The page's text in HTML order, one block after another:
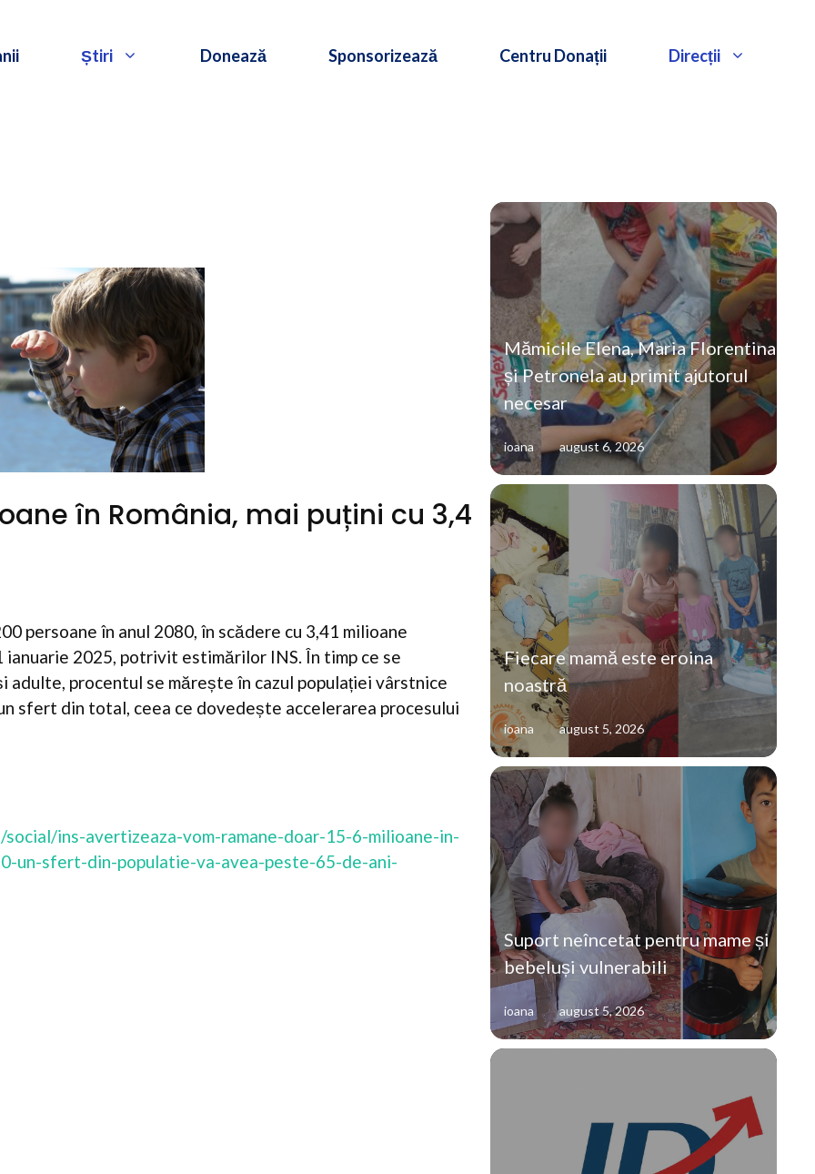
Știri Donează Sponsorizează Centru Donații Direcții
în România, mai puțini cu 3,4
persoane în anul 2080, în scădere cu 3,41 milioane
2025, potrivit estimărilor INS. În timp ce se
procentul se mărește în cazul populației vârstnice
sfert din total, ceea ce dovedește accelerarea procesului
ins-avertizeaza-vom-ramane-doar-15-6-milioane-in-
un-sfert-din-populatie-va-avea-peste-65-de-ani-
Mămicile Elena, Maria Florentina
și Petronela au primit ajutorul
necesar
ioana august 6, 2026
Fiecare mamă este eroina
noastră
ioana august 5, 2026
Suport neîncetat pentru mame și
bebeluși vulnerabili
ioana august 5, 2026